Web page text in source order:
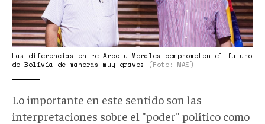
Las diferencias entre Arce y Morales comprometen el futuro
de Bolivia de maneras muy graves
(Foto: MAS)
Lo importante en este sentido son las
interpretaciones sobre el "poder" político como